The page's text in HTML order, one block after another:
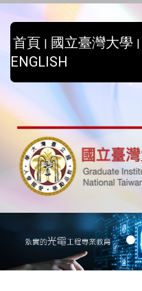
首頁 | 國立臺灣大學 |
ENGLISH